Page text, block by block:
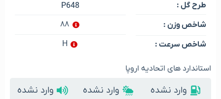
طرح گل :
شاخص وزن :
شاخص سرعت :
P648
۸۸
H
استاندارد های اتحادیه اروپا
وارد نشده وارد نشده وارد نشده